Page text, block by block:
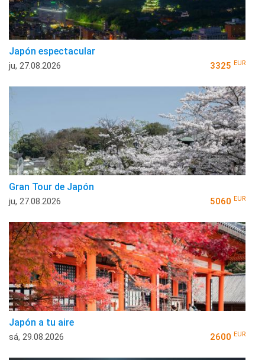
Japón espectacular
ju, 27.08.2026 3325 EUR
Gran Tour de Japón
ju, 27.08.2026 5060 EUR
Japón a tu aire
sá, 29.08.2026 2600 EUR